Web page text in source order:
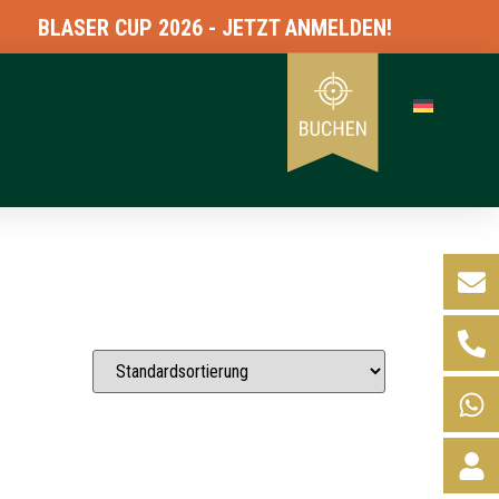
BLASER CUP 2026 - JETZT ANMELDEN!